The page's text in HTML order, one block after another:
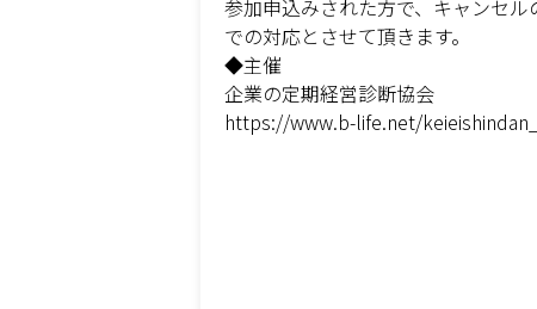
参加申込みされた方で、キャンセ
での対応とさせて頂きます。
◆主催
企業の定期経営診断協会
https://www.b-life.net/